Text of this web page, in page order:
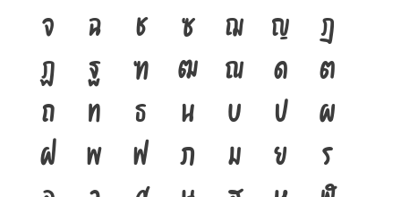
จ
ฉ ช ซ ฌ ญ
ฎ
ฏ
ฐ ฑ ฒ ณ ด
ต
ถ
ท ธ น บ ป
ผ
ฝ
พ ฟ ภ ม ย
ร